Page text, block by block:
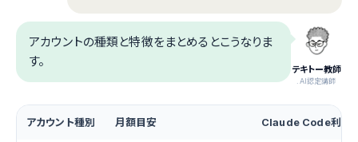
テキトー教師
.AI認定講師
アカウントの種類と特徴をまとめるとこうなりま
す。
アカウント種別 月額目安 Claude Code利用